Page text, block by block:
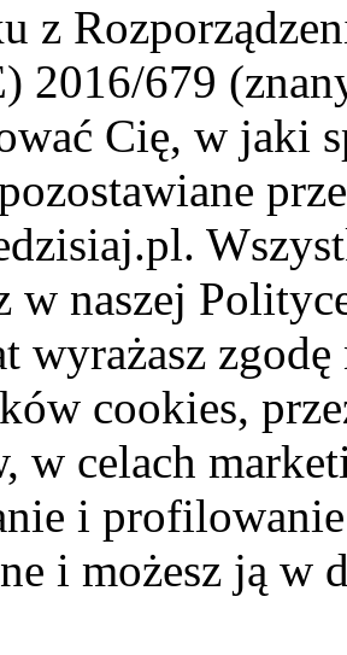
z
2016/679
Cię, w jaki
w naszej
wyrażasz
cookies,
w celach
i
i możesz ją w